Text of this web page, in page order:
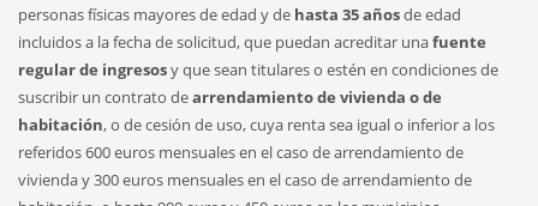
personas físicas mayores de edad y de hasta 35 añosde edad
incluidos a la fecha de solicitud, que puedan acreditar unafuente
regular de ingresosy que sean titulares o estén en condiciones de
suscribir un contrato dearrendamiento de vivienda o de
habitación, o de cesión de uso, cuya renta sea igual o inferior a los
referidos 600 euros mensuales en el caso de arrendamiento de
vivienda y 300 euros mensuales en el caso de arrendamiento de